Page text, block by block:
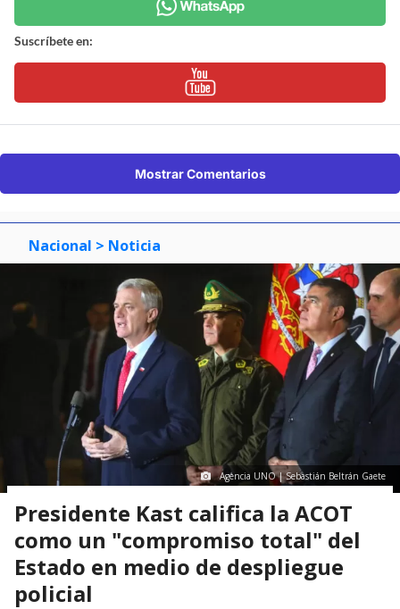
Suscríbete en:
Mostrar Comentarios
Nacional > Noticia
Agencia UNO | Sebastián Beltrán Gaete
Presidente Kast califica la ACOT
como un "compromiso total" del
Estado en medio de despliegue
policial